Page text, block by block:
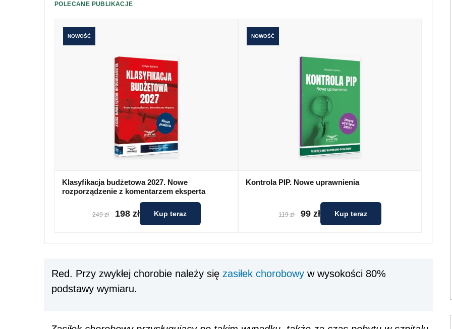
POLECANE PUBLIKACJE
NOWOŚĆ
Klasyfikacja budżetowa 2027. Nowe
rozporządzenie z komentarzem eksperta
249 zł 198 zł Kup teraz
NOWOŚĆ
Kontrola PIP. Nowe uprawnienia
119 zł 99 zł Kup teraz
Red. Przy zwykłej chorobie należy się zasiłek chorobowy w wysokości 80%
podstawy wymiaru.